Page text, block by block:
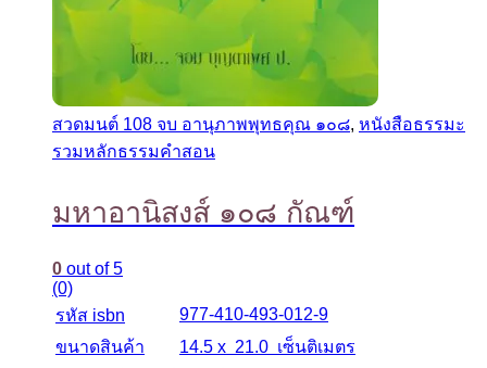
สวดมนต์ 108 จบ อานุภาพพุทธคุณ ๑๐๘, หนังสือธรรมะ
รวมหลักธรรมคำสอน
มหาอานิสงส์ ๑๐๘ กัณฑ์
0 out of 5
(0)
รหัส isbn
977-410-493-012-9
ขนาดสินค้า
14.5 x 21.0 เซ็นติเมตร